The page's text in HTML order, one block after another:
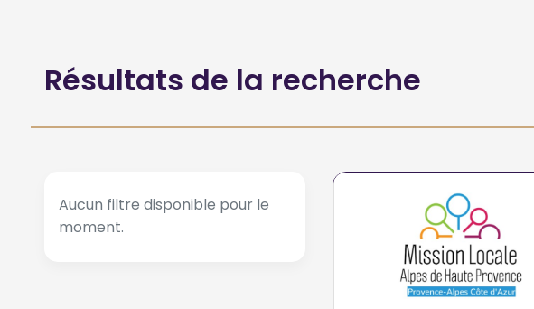
Résultats de la recherche
Aucun filtre disponible pour le
moment.